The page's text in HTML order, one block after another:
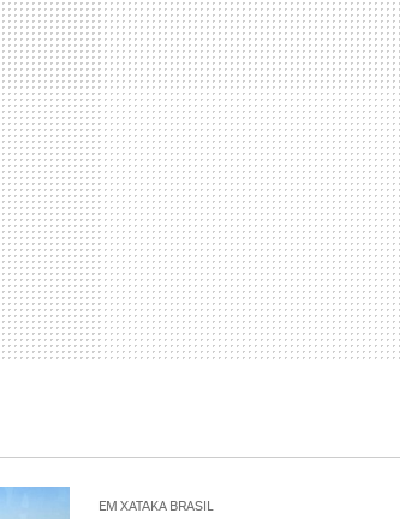
EM XATAKA BRASIL